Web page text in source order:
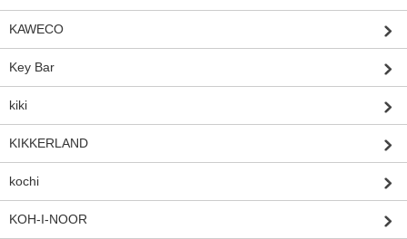
KAWECO
Key Bar
kiki
KIKKERLAND
kochi
KOH-I-NOOR